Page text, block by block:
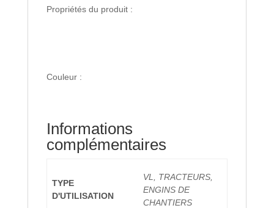
Propriétés du produit :
Couleur :
Informations
complémentaires
TYPE
D'UTILISATION
VL, TRACTEURS,
ENGINS DE
CHANTIERS